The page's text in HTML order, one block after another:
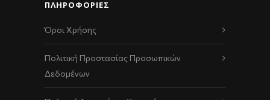
ΠΛΗΡΟΦΟΡΙΕΣ
Όροι Χρήσης
Πολιτική Προστασίας Προσωπικών
Δεδομένων